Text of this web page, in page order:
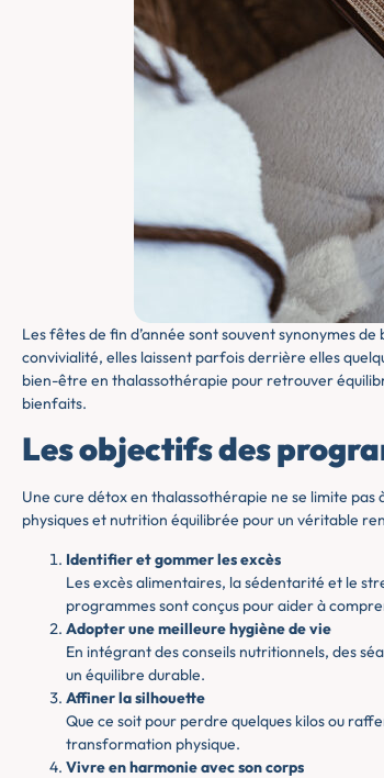
Les fêtes de fin d’année sont souvent synonymes
convivialité, elles laissent parfois derrière elles
bien-être en thalassothérapie pour retrouver
bienfaits.
Les objectifs des
Une cure détox en thalassothérapie ne se limite pas
physiques et nutrition équilibrée pour un véritable
Identifier et gommer les excès
Les excès alimentaires, la sédentarité et le
programmes sont conçus pour aider à
Adopter une meilleure hygiène de vie
En intégrant des conseils nutritionnels, des
un équilibre durable.
Affiner la silhouette
Que ce soit pour perdre quelques kilos ou
transformation physique.
Vivre en harmonie avec son corps